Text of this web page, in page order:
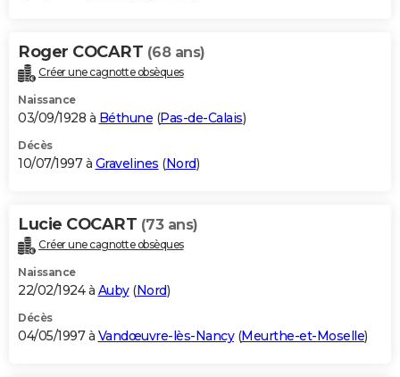
Roger COCART (68 ans)
Créer une cagnotte obsèques
Naissance
03/09/1928 à Béthune (Pas-de-Calais)
Décès
10/07/1997 à Gravelines (Nord)
Lucie COCART (73 ans)
Créer une cagnotte obsèques
Naissance
22/02/1924 à Auby(Nord)
Décès
04/05/1997 à Vandœuvre-lès-Nancy(Meurthe-et-Moselle)